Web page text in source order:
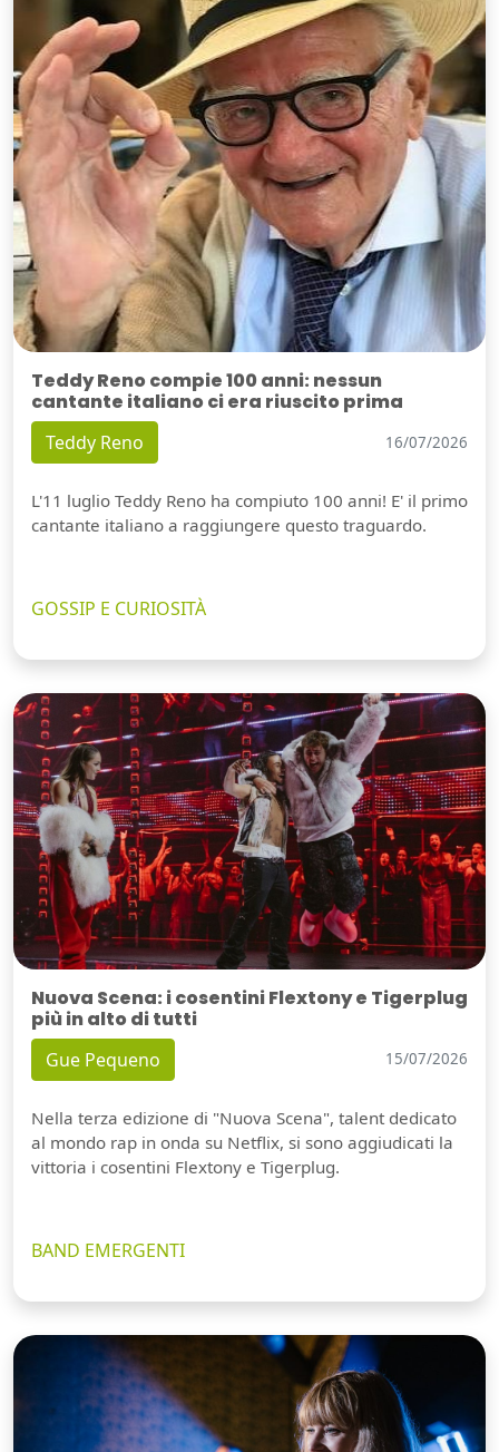
Teddy Reno compie 100 anni: nessun
cantante italiano ci era riuscito prima
Teddy Reno 16/07/2026
L'11 luglio Teddy Reno ha compiuto 100 anni! E' il primo
cantante italiano a raggiungere questo traguardo.
GOSSIP E CURIOSITÀ
Nuova Scena: i cosentini Flextony e Tigerplug
più in alto di tutti
Gue Pequeno 15/07/2026
Nella terza edizione di "Nuova Scena", talent dedicato
al mondo rap in onda su Netflix, si sono aggiudicati la
vittoria i cosentini Flextony e Tigerplug.
BAND EMERGENTI